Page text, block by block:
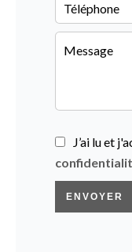
J’ai lu et
ENVOYER